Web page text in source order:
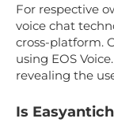
For respective
voice chat
cross-platform.
using EOS
revealing the
Is